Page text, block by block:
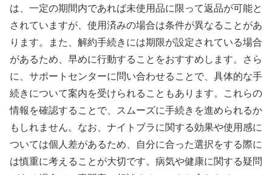
は、一定の期間内であれば未使用品に限って返品が可能と
されていますが、使用済みの場合は条件が異なることがあ
ります。また、解約手続きには期限が設定されている場合
があるため、早めに行動することをおすすめします。さら
に、サポートセンターに問い合わせることで、具体的な手
続きについて案内を受けられることもあります。これらの
情報を確認することで、スムーズに手続きを進められるか
もしれません。なお、ナイトブラに関する効果や使用感に
ついては個人差があるため、自分に合った選択をする際に
は慎重に考えることが大切です。病気や健康に関する疑問